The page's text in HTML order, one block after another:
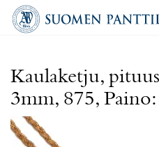
Kaulaketju,
3mm, 875,